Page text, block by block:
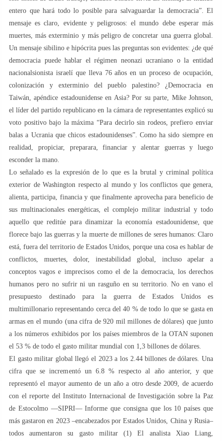
entero que hará todo lo posible para salvaguardar la democracia”. El
mensaje es claro, evidente y peligrosos: el mundo debe esperar más
muertes, más exterminio y más peligro de concretar una guerra global.
Un mensaje sibilino e hipócrita pues las preguntas son evidentes: ¿de qué
democracia puede hablar el régimen neonazi ucraniano o la entidad
nacionalsionista israelí que lleva 76 años en un proceso de ocupación,
colonización y exterminio del pueblo palestino? ¿Democracia en
Taiwán, apéndice estadounidense en Asia? Por su parte, Mike Johnson,
el líder del partido republicano en la cámara de representantes explicó su
voto positivo bajo la máxima “Para decirlo sin rodeos, prefiero enviar
balas a Ucrania que chicos estadounidenses”. Como ha sido siempre en
realidad, propiciar, preparara, financiar y alentar guerras y luego
esconder la mano.
Lo señalado es la expresión de lo que es la brutal y criminal política
exterior de Washington respecto al mundo y los conflictos que genera,
alienta, participa, financia y que finalmente aprovecha para beneficio de
sus multinacionales energéticas, el complejo militar industrial y todo
aquello que reditúe para dinamizar la economía estadounidense, que
florece bajo las guerras y la muerte de millones de seres humanos: Claro
está, fuera del territorio de Estados Unidos, porque una cosa es hablar de
conflictos, muertes, dolor, inestabilidad global, incluso apelar a
conceptos vagos e imprecisos como el de la democracia, los derechos
humanos pero no sufrir ni un rasguño en su territorio. No en vano el
presupuesto destinado para la guerra de Estados Unidos es
multimillonario representando cerca del 40 % de todo lo que se gasta en
armas en el mundo (una cifra de 920 mil millones de dólares) que junto
a los números exhibidos por los países miembros de la OTAN suponen
el 53 % de todo el gasto militar mundial con 1,3 billones de dólares.
El gasto militar global llegó el 2023 a los 2.44 billones de dólares. Una
cifra que se incrementó un 6.8 % respecto al año anterior, y que
representó el mayor aumento de un año a otro desde 2009, de acuerdo
con el reporte del Instituto Internacional de Investigación sobre la Paz
de Estocolmo —SIPRI— Informe que consigna que los 10 países que
más gastaron en 2023 –encabezados por Estados Unidos, China y Rusia–
todos aumentaron su gasto militar (1) El analista Xiao Liang,